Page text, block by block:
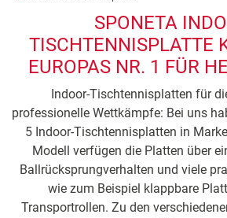
SPONETA
TISCHTENNISPLATTE
EUROPAS NR. 1 FÜR
Indoor-Tischtennisplatten für
professionelle Wettkämpfe: Bei uns
5 Indoor-Tischtennisplatten in
Modell verfügen die Platten über
Ballrücksprungverhalten und viele
wie zum Beispiel klappbare
Transportrollen. Zu den